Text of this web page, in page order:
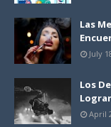
Las
July
Los
April